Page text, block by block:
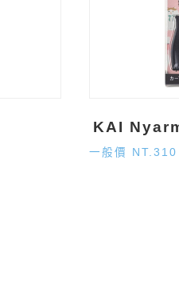
一般價 NT.310